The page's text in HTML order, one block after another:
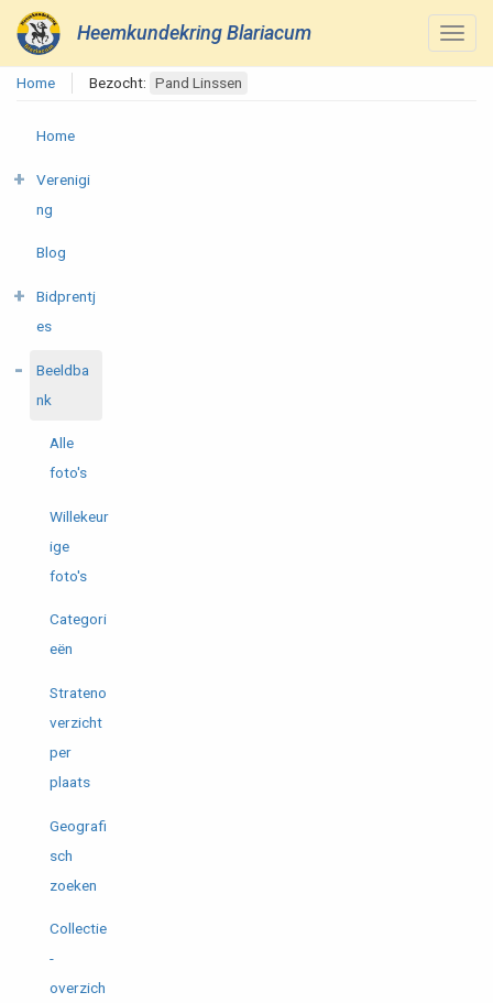
Heemkundekring Blariacum
Home Bezocht: Pand Linssen
Home
Verenigi
ng
Blog
Bidprentj
es
Beeldba
nk
Alle
foto's
Willekeur
ige
foto's
Categori
eën
Strateno
verzicht
per
plaats
Geografi
sch
zoeken
Collectie
-
overzich